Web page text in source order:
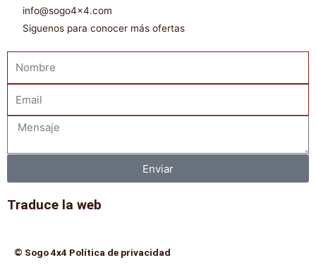
info@sogo4x4.com
Siguenos para conocer más ofertas
Mensaje
Enviar
Traduce la web
© Sogo 4x4 Política de privacidad